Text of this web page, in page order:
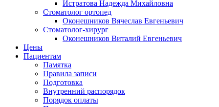
Истратова Надежда Михайловна
Cтоматолог ортопед
Оконешников Вячеслав Евгеньевич
Cтоматолог-хирург
Оконешников Виталий Евгеньевич
Цены
Пациентам
Памятка
Правила записи
Подготовка
Внутренний распорядок
Порядок оплаты